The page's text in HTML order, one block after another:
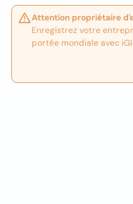
Attention propriétaire
Enregistrez votre
portée mondiale avec